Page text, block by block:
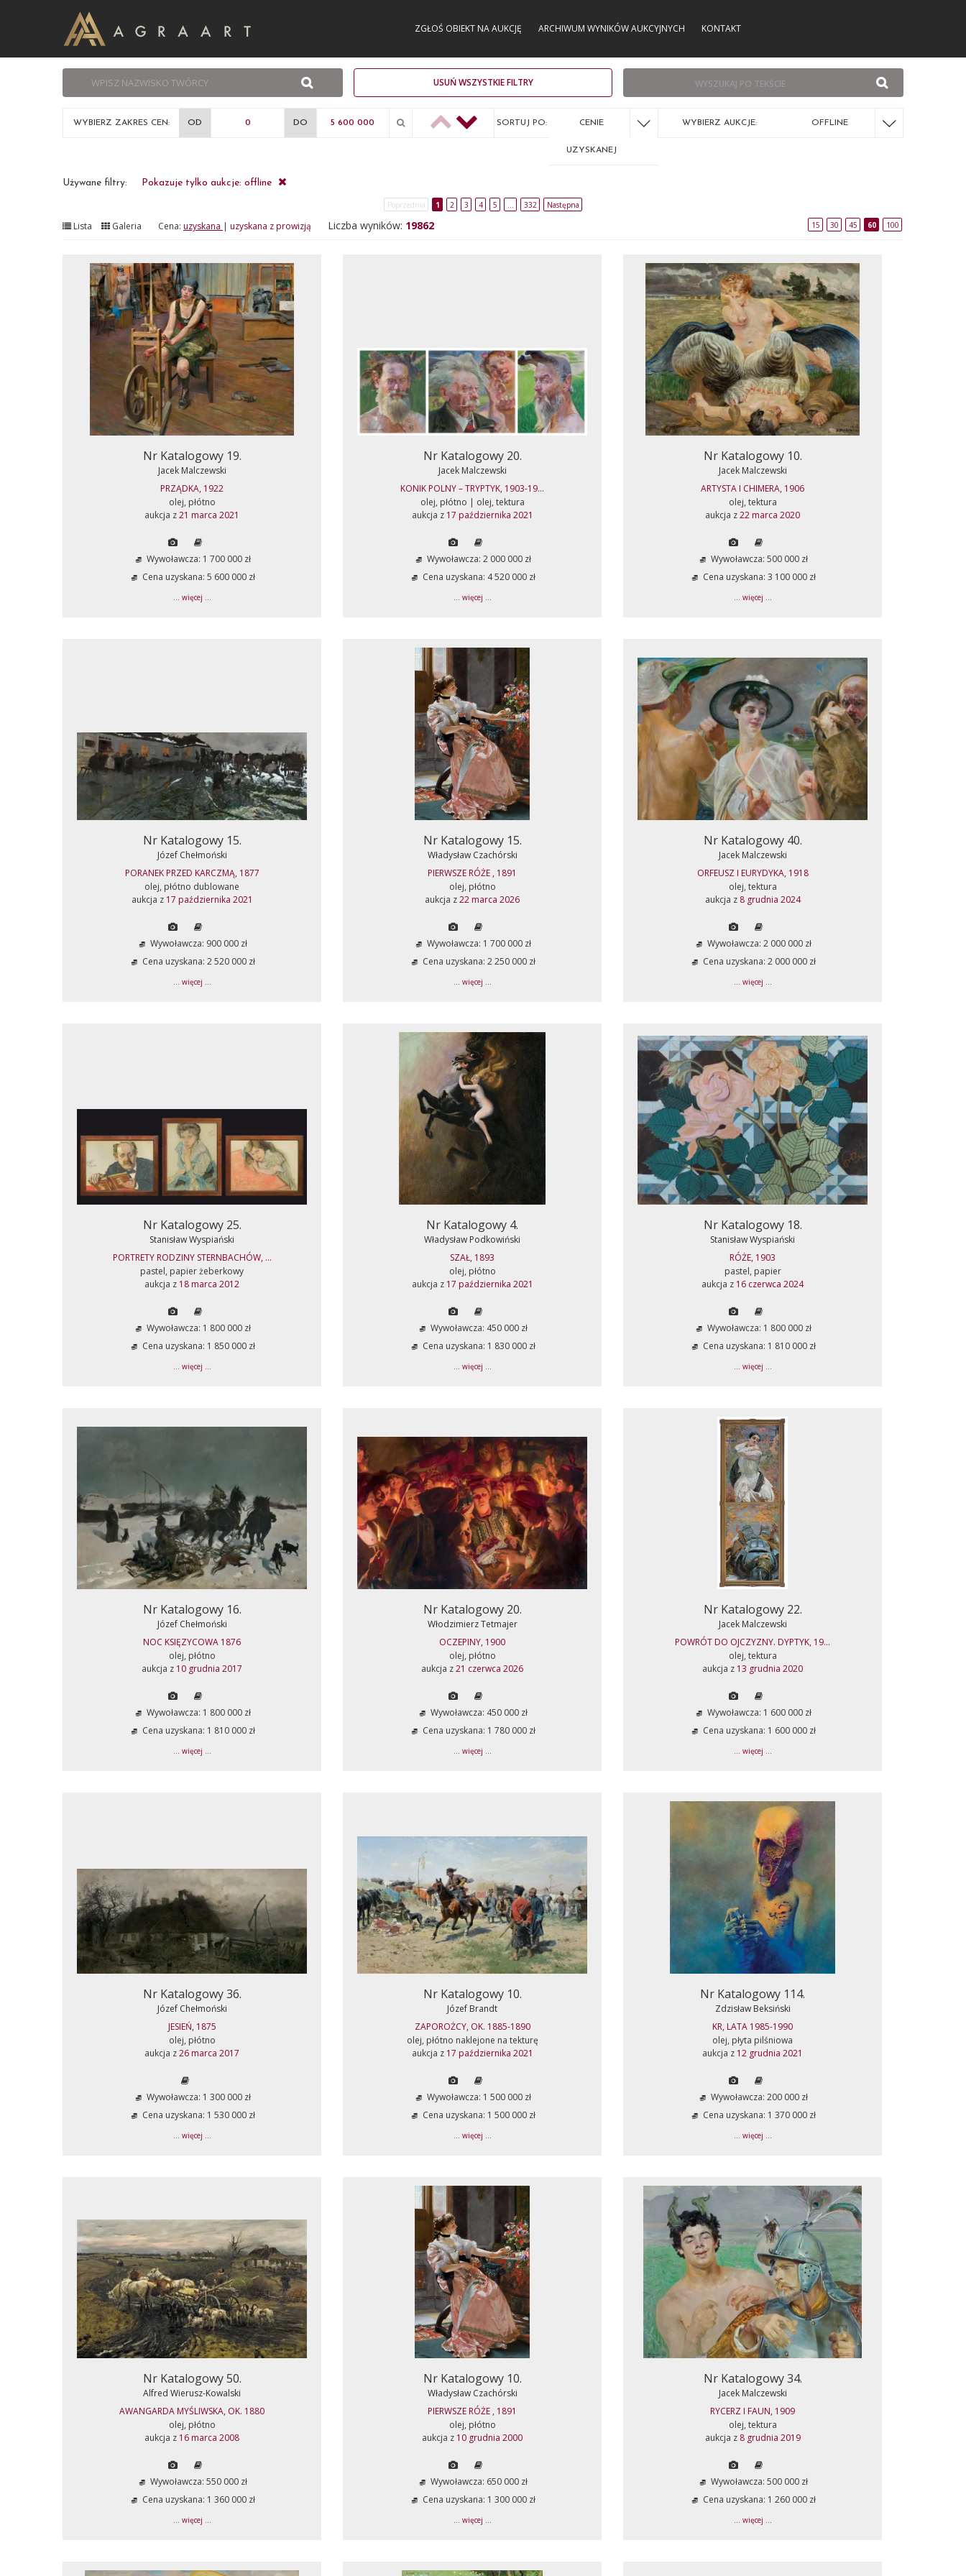
ZGŁOŚ OBIEKT NA AUKCJĘ ARCHIWUM WYNIKÓW AUKCYJNYCH KONTAKT
USUŃ WSZYSTKIE FILTRY
WYBIERZ ZAKRES CEN: OD DO SORTUJ PO: CENIE
UZYSKANEJ
WYBIERZ AUKCJE: OFFLINE
Używane filtry: Pokazuje tylko aukcje: offline
Poprzednia 1 2 3 4 5 332 Następna
Lista Galeria Cena: uzyskana | uzyskana z prowizją Liczba wyników: 19862 15 30 45 60 100
Nr Katalogowy 19.
Jacek Malczewski
PRZĄDKA, 1922
olej, płótno
aukcja z21 marca 2021
Wywoławcza: 1 700 000 zł
Cena uzyskana: 5 600 000 zł
... więcej ...
Nr Katalogowy 20.
Jacek Malczewski
KONIK POLNY – TRYPTYK, 1903-19...
olej, płótno | olej, tektura
aukcja z 17 października 2021
Wywoławcza: 2 000 000 zł
Cena uzyskana: 4 520 000 zł
... więcej ...
Nr Katalogowy 10.
Jacek Malczewski
ARTYSTA I CHIMERA, 1906
olej, tektura
aukcja z22 marca 2020
Wywoławcza: 500 000 zł
Cena uzyskana: 3 100 000 zł
... więcej ...
Nr Katalogowy 15.
Józef Chełmoński
PORANEK PRZED KARCZMĄ, 1877
olej, płótno dublowane
aukcja z 17 października 2021
Wywoławcza: 900 000 zł
Cena uzyskana: 2 520 000 zł
... więcej ...
Nr Katalogowy 15.
Władysław Czachórski
PIERWSZE RÓŻE , 1891
olej, płótno
aukcja z22 marca 2026
Wywoławcza: 1 700 000 zł
Cena uzyskana: 2 250 000 zł
... więcej ...
Nr Katalogowy 40.
Jacek Malczewski
ORFEUSZ I EURYDYKA, 1918
olej, tektura
aukcja z 8 grudnia 2024
Wywoławcza: 2 000 000 zł
Cena uzyskana: 2 000 000 zł
... więcej ...
Nr Katalogowy 25.
Stanisław Wyspiański
PORTRETY RODZINY STERNBACHÓW, ...
pastel, papier żeberkowy
aukcja z 18 marca 2012
Wywoławcza: 1 800 000 zł
Cena uzyskana: 1 850 000 zł
... więcej ...
Nr Katalogowy 4.
Władysław Podkowiński
SZAŁ, 1893
olej, płótno
aukcja z 17 października 2021
Wywoławcza: 450 000 zł
Cena uzyskana: 1 830 000 zł
... więcej ...
Nr Katalogowy 18.
Stanisław Wyspiański
RÓŻE, 1903
pastel, papier
aukcja z 16 czerwca 2024
Wywoławcza: 1 800 000 zł
Cena uzyskana: 1 810 000 zł
... więcej ...
Nr Katalogowy 16.
Józef Chełmoński
NOC KSIĘZYCOWA 1876
olej, płótno
aukcja z 10 grudnia 2017
Wywoławcza: 1 800 000 zł
Cena uzyskana: 1 810 000 zł
... więcej ...
Nr Katalogowy 20.
Włodzimierz Tetmajer
OCZEPINY, 1900
olej, płótno
aukcja z21 czerwca 2026
Wywoławcza: 450 000 zł
Cena uzyskana: 1 780 000 zł
... więcej ...
Nr Katalogowy 22.
Jacek Malczewski
POWRÓT DO OJCZYZNY. DYPTYK, 19...
olej, tektura
aukcja z 13 grudnia 2020
Wywoławcza: 1 600 000 zł
Cena uzyskana: 1 600 000 zł
... więcej ...
Nr Katalogowy 36.
Józef Chełmoński
JESIEŃ, 1875
olej, płótno
aukcja z26 marca 2017
Wywoławcza: 1 300 000 zł
Cena uzyskana: 1 530 000 zł
... więcej ...
Nr Katalogowy 10.
Józef Brandt
ZAPOROŻCY, OK. 1885-1890
olej, płótno naklejone na tekturę
aukcja z 17 października 2021
Wywoławcza: 1 500 000 zł
Cena uzyskana: 1 500 000 zł
... więcej ...
Nr Katalogowy 114.
Zdzisław Beksiński
KR, LATA 1985-1990
olej, płyta pilśniowa
aukcja z 12 grudnia 2021
Wywoławcza: 200 000 zł
Cena uzyskana: 1 370 000 zł
... więcej ...
Nr Katalogowy 50.
Alfred Wierusz-Kowalski
AWANGARDA MYŚLIWSKA, OK. 1880
olej, płótno
aukcja z 16 marca 2008
Wywoławcza: 550 000 zł
Cena uzyskana: 1 360 000 zł
... więcej ...
Nr Katalogowy 10.
Władysław Czachórski
PIERWSZE RÓŻE , 1891
olej, płótno
aukcja z 10 grudnia 2000
Wywoławcza: 650 000 zł
Cena uzyskana: 1 300 000 zł
... więcej ...
Nr Katalogowy 34.
Jacek Malczewski
RYCERZ I FAUN, 1909
olej, tektura
aukcja z 8 grudnia 2019
Wywoławcza: 500 000 zł
Cena uzyskana: 1 260 000 zł
... więcej ...